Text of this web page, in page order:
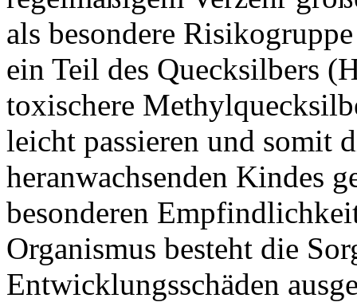
als besondere
ein Teil des Quecksilbers
toxischere
leicht passieren und somit
heranwachsenden Kindes
besonderen
Organismus besteht die
Entwicklungsschäden